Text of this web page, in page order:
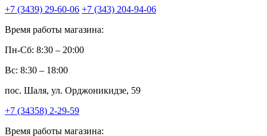
+7 (3439) 29-60-06 +7 (343) 204-94-06
Время работы магазина:
Пн-Сб: 8:30 – 20:00
Вс: 8:30 – 18:00
пос. Шаля, ул. Орджоникидзе, 59
+7 (34358) 2-29-59
Время работы магазина: